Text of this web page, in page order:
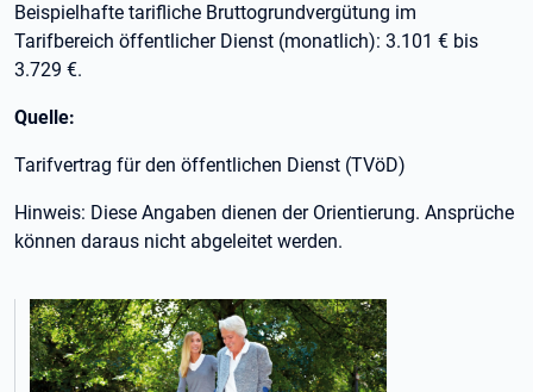
Beispielhafte tarifliche Bruttogrundvergütung im
Tarifbereich öffentlicher Dienst (monatlich): 3.101 € bis
3.729 €.
Quelle:
Tarifvertrag für den öffentlichen Dienst (TVöD)
Hinweis: Diese Angaben dienen der Orientierung. Ansprüche
können daraus nicht abgeleitet werden.